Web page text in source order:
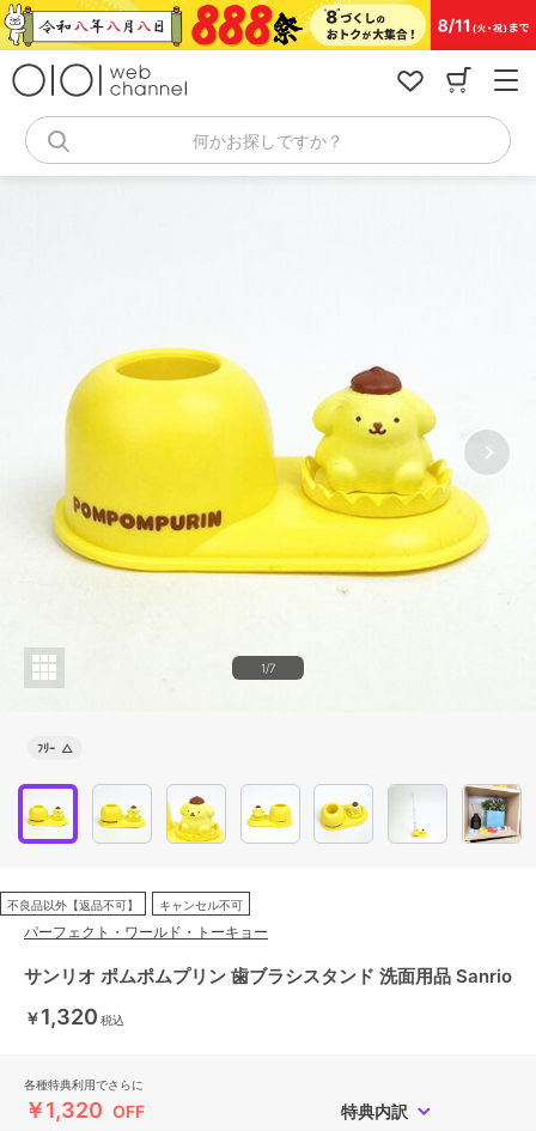
コ
ン
キ
何かお探しですか？
1/7
ﾌﾘｰ △
不良品以外【返品不可】 キャンセル不可
パーフェクト・ワールド・トーキョー
サンリオ ポムポムプリン 歯ブラシスタンド 洗面用品 Sanrio
￥1,320 税込
各種特典利用でさらに
￥1,320 OFF 特典内訳